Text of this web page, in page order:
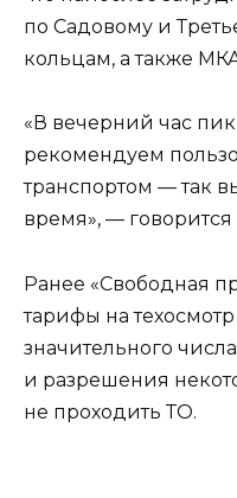
по Садовому и
кольцам, а также
«В вечерний час
рекомендуем
транспортом — так
время», —
Ранее «Свободная
тарифы на
значительного
и разрешения
не проходить ТО.